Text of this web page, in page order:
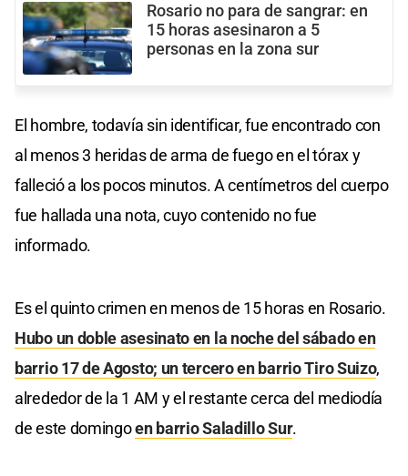
Rosario no para de sangrar: en
15 horas asesinaron a 5
personas en la zona sur
El hombre, todavía sin identificar, fue encontrado con
al menos 3 heridas de arma de fuego en el tórax y
falleció a los pocos minutos. A centímetros del cuerpo
fue hallada una nota, cuyo contenido no fue
informado.
Es el quinto crimen en menos de 15 horas en Rosario.
Hubo un doble asesinato en la noche del sábado en
barrio 17 de Agosto; un tercero en barrio Tiro Suizo,
alrededor de la 1 AM y el restante cerca del mediodía
de este domingoen barrio Saladillo Sur.